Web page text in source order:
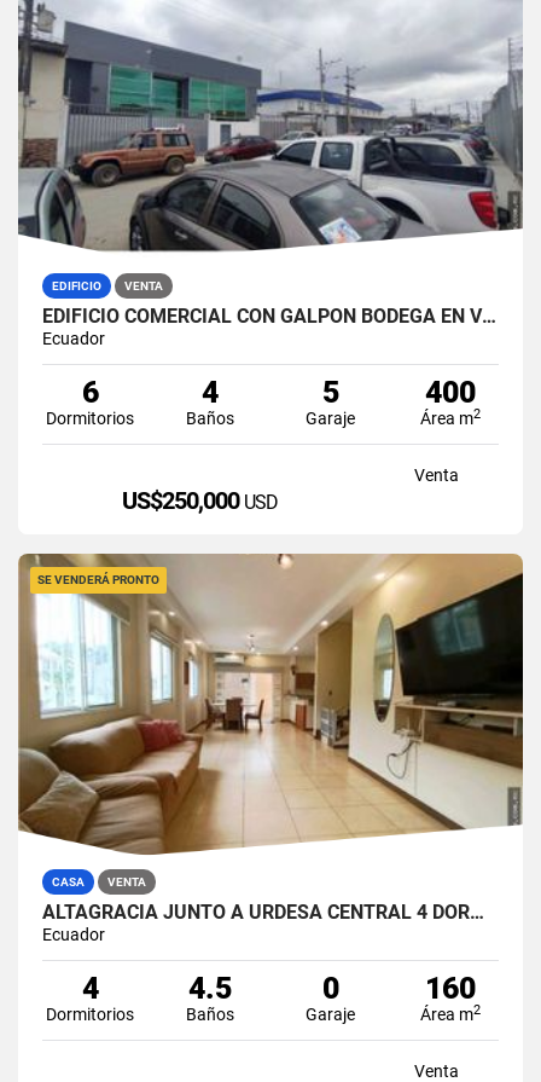
EDIFICIO VENTA
EDIFICIO COMERCIAL CON GALPÓN BODEGA EN VENTA ZONA MÉDICA DURÁN NORTE
Ecuador
6
Dormitorios
4
Baños
5
Garaje
400
Área m2
Venta
US$250,000 USD
SE VENDERÁ PRONTO
CASA VENTA
ALTAGRACIA JUNTO A URDESA CENTRAL 4 DORMITORIOS CASA EN VENTA
Ecuador
4
Dormitorios
4.5
Baños
0
Garaje
160
Área m2
Venta